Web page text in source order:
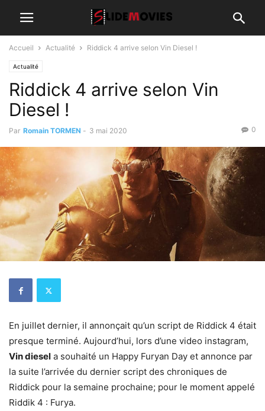
Accueil Actualité Riddick 4 arrive selon Vin Diesel !
Actualité
Riddick 4 arrive selon Vin
Diesel !
Par Romain TORMEN - 3 mai 2020 0
En juillet dernier, il annonçait qu’un script de Riddick 4 était
presque terminé. Aujourd’hui, lors d’une video instagram,
Vin diesel a souhaité un Happy Furyan Day et annonce par
la suite l’arrivée du dernier script des chroniques de
Riddick pour la semaine prochaine; pour le moment appelé
Riddik 4 : Furya.